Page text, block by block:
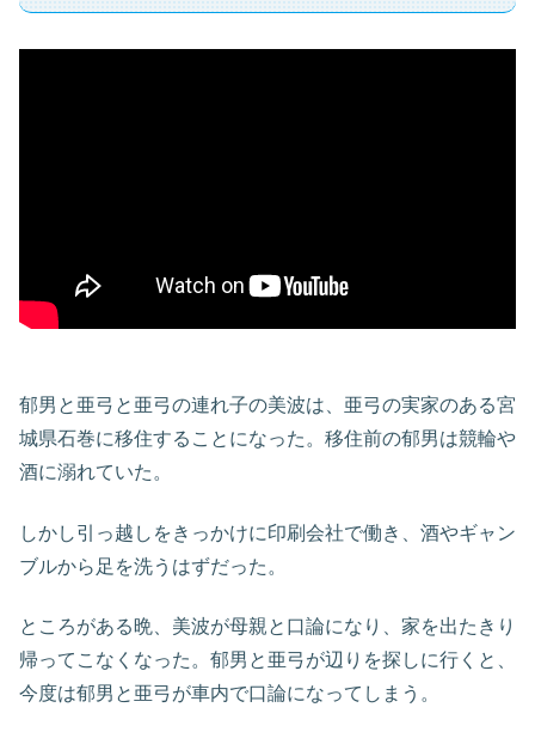
郁男と亜弓と亜弓の連れ子の美波は、亜弓の実家のある宮
城県石巻に移住することになった。移住前の郁男は競輪や
酒に溺れていた。
しかし引っ越しをきっかけに印刷会社で働き、酒やギャン
ブルから足を洗うはずだった。
ところがある晩、美波が母親と口論になり、家を出たきり
帰ってこなくなった。郁男と亜弓が辺りを探しに行くと、
今度は郁男と亜弓が車内で口論になってしまう。